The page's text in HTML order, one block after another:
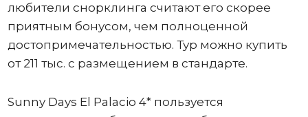
любители снорклинга считают его скорее
приятным бонусом, чем полноценной
достопримечательностью. Тур можно купить
от 211 тыс. с размещением в стандарте.
Sunny Days El Palacio 4* пользуется